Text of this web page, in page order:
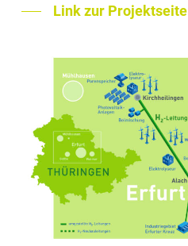
Link zur Projektseite